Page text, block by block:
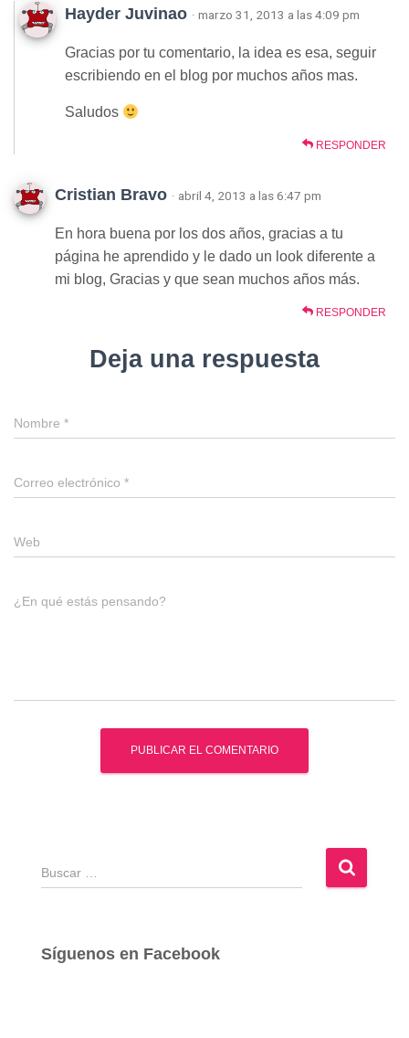
Hayder Juvinao · marzo 31, 2013 a las 4:09 pm
Gracias por tu comentario, la idea es esa, seguir
escribiendo en el blog por muchos años mas.
Saludos
RESPONDER
Cristian Bravo · abril 4, 2013 a las 6:47 pm
En hora buena por los dos años, gracias a tu
página he aprendido y le dado un look diferente a
mi blog, Gracias y que sean muchos años más.
RESPONDER
Deja una respuesta
Nombre *
Correo electrónico *
Web
¿En qué estás pensando?
B
u
a
Síguenos en Facebook